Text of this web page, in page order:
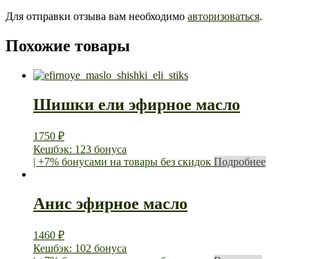
Для отправки отзыва вам необходимо авторизоваться.
Похожие товары
Шишки ели эфирное масло
1750 ₽
Кешбэк: 123 бонуса
| +7% бонусами на товары без скидок Подробнее
Анис эфирное масло
1460 ₽
Кешбэк: 102 бонуса